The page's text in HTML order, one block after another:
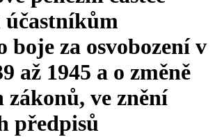
boje za osvobození v
až 1945 a o změně
zákonů, ve znění
předpisů